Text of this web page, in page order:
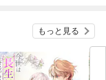
もっと見る